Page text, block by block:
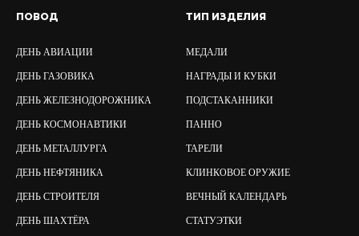
ПОВОД
ДЕНЬ АВИАЦИИ
ДЕНЬ ГАЗОВИКА
ДЕНЬ ЖЕЛЕЗНОДОРОЖНИКА
ДЕНЬ КОСМОНАВТИКИ
ДЕНЬ МЕТАЛЛУРГА
ДЕНЬ НЕФТЯНИКА
ДЕНЬ СТРОИТЕЛЯ
ДЕНЬ ШАХТЁРА
ТИП ИЗДЕЛИЯ
МЕДАЛИ
НАГРАДЫ И КУБКИ
ПОДСТАКАННИКИ
ПАННО
ТАРЕЛИ
КЛИНКОВОЕ ОРУЖИЕ
ВЕЧНЫЙ КАЛЕНДАРЬ
СТАТУЭТКИ